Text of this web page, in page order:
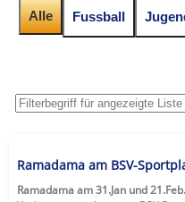
Alle Fussball
Ramadama am BSV-
Ramadama am 31.Jan und